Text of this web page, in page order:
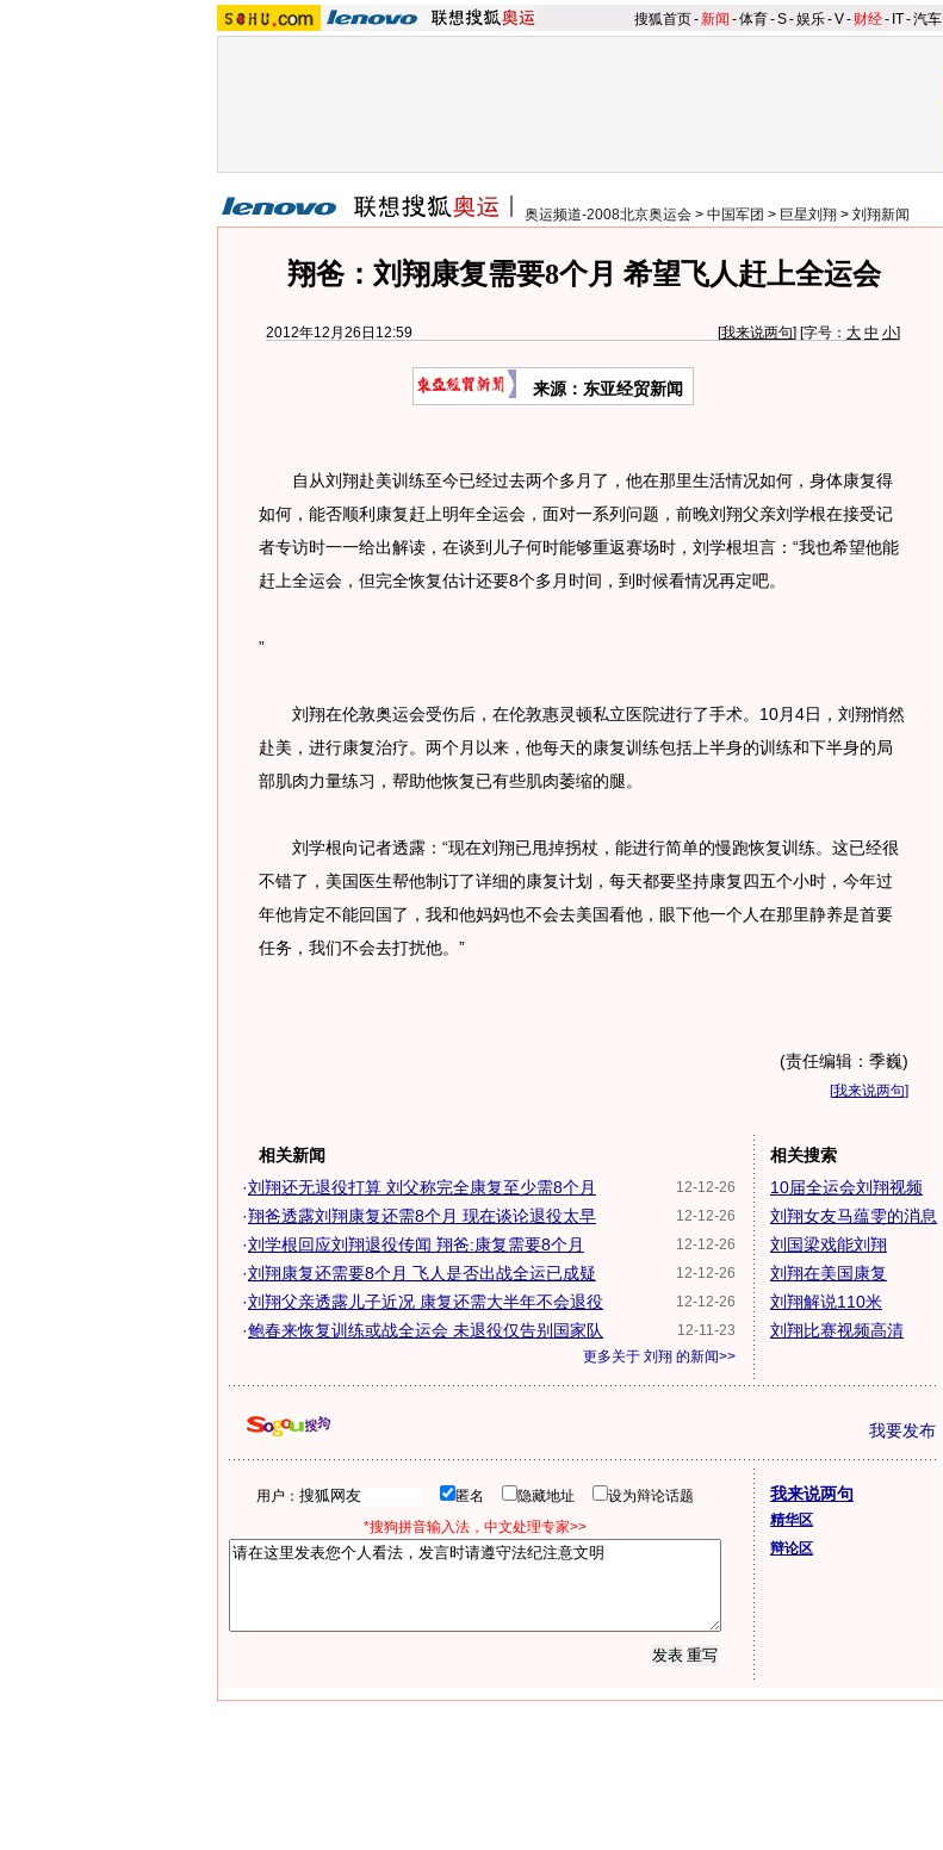
搜狐首页-新闻 -体育-S-娱乐-V- 财经- IT-汽车
奥运频道-2008北京奥运会 > 中国军团 > 巨星刘翔 > 刘翔新闻
翔爸：刘翔康复需要8个月 希望飞人赶上全运会
2012年12月26日12:59 [我来说两句] [字号： 大 中 小]
来源：东亚经贸新闻
自从刘翔赴美训练至今已经过去两个多月了，他在那里生活情况如何，身体康复得
如何，能否顺利康复赶上明年全运会，面对一系列问题，前晚刘翔父亲刘学根在接受记
者专访时一一给出解读，在谈到儿子何时能够重返赛场时，刘学根坦言：“我也希望他能
赶上全运会，但完全恢复估计还要8个多月时间，到时候看情况再定吧。
”
刘翔在伦敦奥运会受伤后，在伦敦惠灵顿私立医院进行了手术。10月4日，刘翔悄然
赴美，进行康复治疗。两个月以来，他每天的康复训练包括上半身的训练和下半身的局
部肌肉力量练习，帮助他恢复已有些肌肉萎缩的腿。
刘学根向记者透露：“现在刘翔已甩掉拐杖，能进行简单的慢跑恢复训练。这已经很
不错了，美国医生帮他制订了详细的康复计划，每天都要坚持康复四五个小时，今年过
年他肯定不能回国了，我和他妈妈也不会去美国看他，眼下他一个人在那里静养是首要
任务，我们不会去打扰他。”
(责任编辑：季巍)
[我来说两句]
相关新闻
12-12-26
·刘翔还无退役打算 刘父称完全康复至少需8个月
12-12-26
·翔爸透露刘翔康复还需8个月 现在谈论退役太早
12-12-26
·刘学根回应刘翔退役传闻 翔爸:康复需要8个月
12-12-26
·刘翔康复还需要8个月 飞人是否出战全运已成疑
12-12-26
·刘翔父亲透露儿子近况 康复还需大半年不会退役
12-11-23
·鲍春来恢复训练或战全运会 未退役仅告别国家队
更多关于 刘翔 的新闻>>
相关搜索
10届全运会刘翔视频
刘翔女友马蕴雯的消息
刘国梁戏能刘翔
刘翔在美国康复
刘翔解说110米
刘翔比赛视频高清
我要发布
用户： 匿名 隐藏地址
设为辩论话题
*搜狗拼音输入法，中文处理专家>>
我来说两句
精华区
辩论区